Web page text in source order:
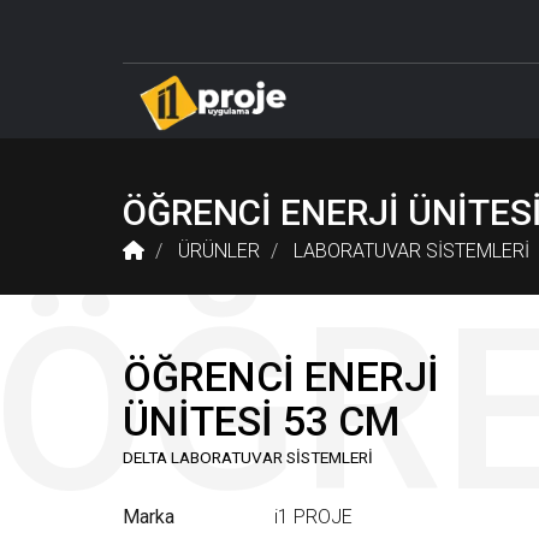
ÖĞRENCİ ENERJİ
ÜRÜNLER LABORATUVAR SİSTEMLERİ
ÖĞRENCİ ENERJİ
ÜNİTESİ 53 CM
DELTA LABORATUVAR SİSTEMLERİ
Marka
i1 PROJE